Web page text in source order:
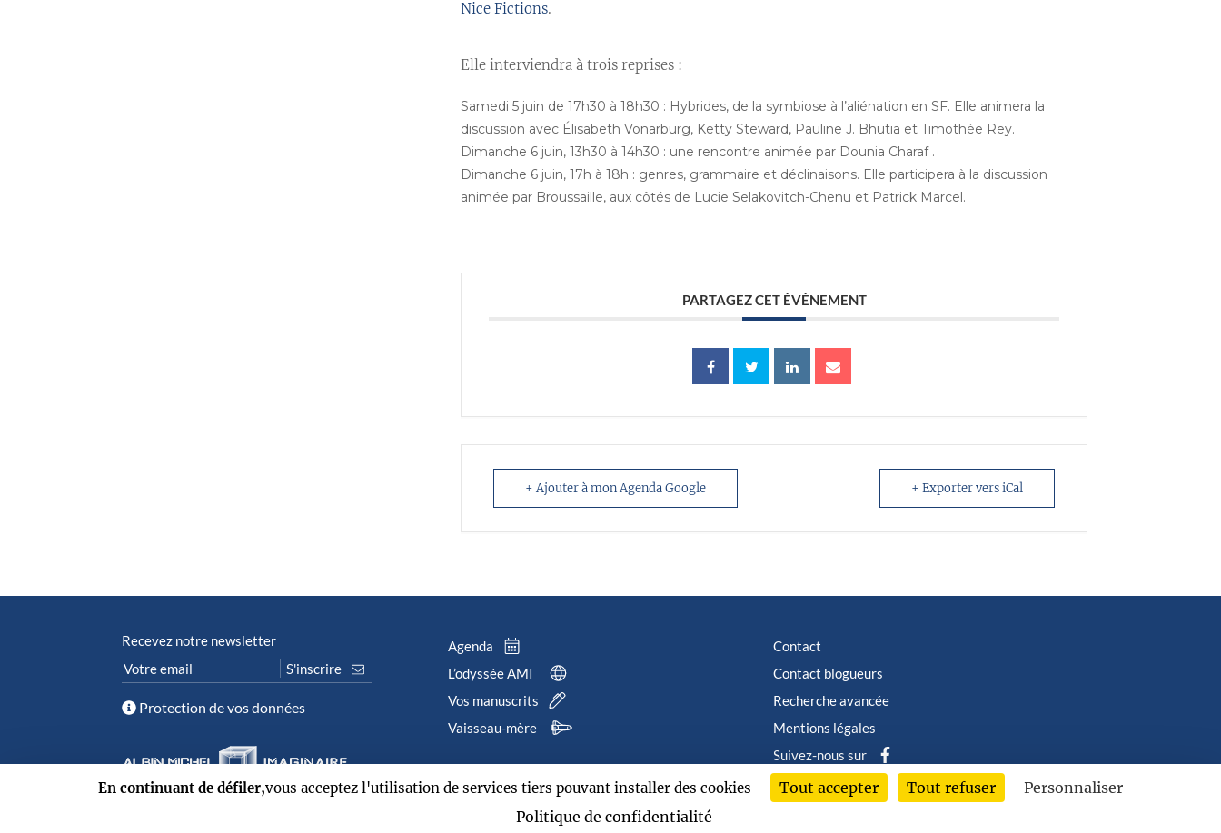
Nice Fictions.
Elle interviendra à trois reprises :
Samedi 5 juin de 17h30 à 18h30 : Hybrides, de la symbiose à l’aliénation en SF. Elle animera la
discussion avec Élisabeth Vonarburg, Ketty Steward, Pauline J. Bhutia et Timothée Rey.
Dimanche 6 juin, 13h30 à 14h30 : une rencontre animée par Dounia Charaf .
Dimanche 6 juin, 17h à 18h : genres, grammaire et déclinaisons. Elle participera à la discussion
animée par Broussaille, aux côtés de Lucie Selakovitch-Chenu et Patrick Marcel.
PARTAGEZ CET ÉVÉNEMENT
+ Ajouter à mon Agenda Google + Exporter vers iCal
Recevez notre newsletter
Protection de vos données
Agenda
L’odyssée AMI
Vos manuscrits
Vaisseau-mère
Contact
Contact blogueurs
Recherche avancée
Mentions légales
Suivez-nous sur
2026 © Albin Michel Imaginaire - Tous droits réservés
En continuant de défiler,vous acceptez l'utilisation de services tiers pouvant installer des cookies Tout accepter Tout refuser
Personnaliser
Politique de confidentialité